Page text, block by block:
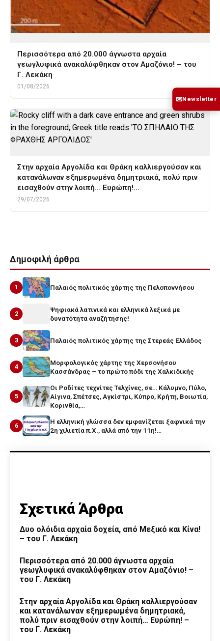
Περισσότερα από 20.000 άγνωστα αρχαία
γεωγλυφικά ανακαλύφθηκαν στον Αμαζόνιο! – του
Γ. Λεκάκη
01/08/2026
Στην αρχαία Αργολίδα και Θράκη καλλιεργούσαν και
κατανάλωναν εξημερωμένα δημητριακά, πολύ πριν
εισαχθούν στην λοιπή… Ευρώπη!…
29/07/2026
Δημοφιλή άρθρα
1 Παλαιός πολιτικός χάρτης της Πελοποννήσου
2
Ψηφιακά λατινικά και ελληνικά λεξικά με
δυνατότητα αναζήτησης!
3 Παλαιός πολιτικός χάρτης της Στερεάς Ελλάδος
4
Μορφολογικός χάρτης της Χερσονήσου
Κασσάνδρας – το πρώτο πόδι της Χαλκιδικής
5
Οι Ροδίτες τεχνίτες Τελχίνες, σε… Κάλυμνο, Πύλο,
Αίγινα, Σπέτσες, Αγκίστρι, Κύπρο, Κρήτη, Βοιωτία,
Κορινθία,…
6
Η ελληνική γλώσσα δεν εμφανίζεται ξαφνικά την
2η χιλιετία π.Χ., αλλά από την 11η!…
Σχετικά Άρθρα
Δυο ολόιδια αρχαία δοχεία, από Μεξικό και Κίνα!
– του Γ. Λεκάκη
Περισσότερα από 20.000 άγνωστα αρχαία
γεωγλυφικά ανακαλύφθηκαν στον Αμαζόνιο! –
του Γ. Λεκάκη
Στην αρχαία Αργολίδα και Θράκη καλλιεργούσαν
και κατανάλωναν εξημερωμένα δημητριακά,
πολύ πριν εισαχθούν στην λοιπή… Ευρώπη! –
του Γ. Λεκάκη
✉Newsletter